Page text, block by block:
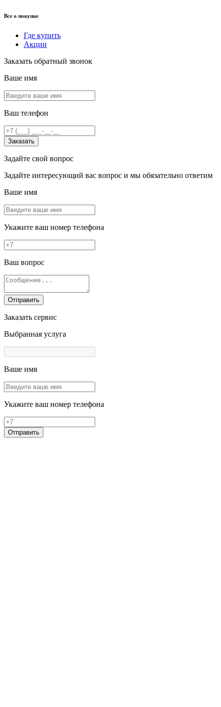
Все о покупке
Где купить
Акции
Заказать обратный звонок
Ваше имя
Ваш телефон
Заказать
Задайте свой вопрос
Задайте интересующий вас вопрос и мы обязательно ответим
Ваше имя
Укажите ваш номер телефона
Ваш вопрос
Отправить
Заказать сервис
Выбранная услуга
Ваше имя
Укажите ваш номер телефона
Отправить